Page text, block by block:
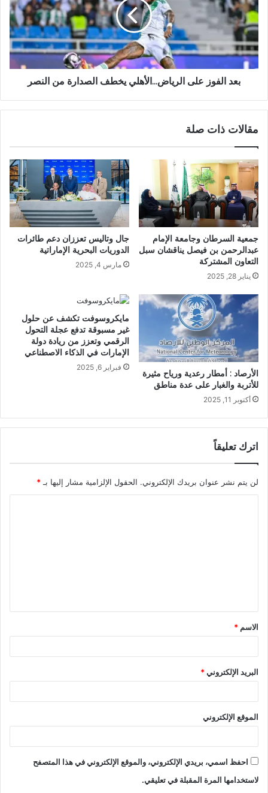
بعد الفوز على الرياض...الأهلي يخطف الصدارة من النصر
مقالات ذات صلة
جمعية السرطان وجامعة الإمام
عبدالرحمن بن فيصل يناقشان سبل
التعاون المشتركة
يناير 28, 2025
جال وتاليس تعززان دعم طائرات
الدوريات البحرية الإماراتية
مارس 4, 2025
الأرصاد : أمطار رعدية ورياح مثيرة
للأتربة والغبار على عدة مناطق
أكتوبر 11, 2025
مايكروسوفت تكشف عن حلول
غير مسبوقة تدفع عجلة التحول
الرقمي وتعزز من ريادة دولة
الإمارات في الذكاء الاصطناعي
فبراير 6, 2025
اترك تعليقاً
لن يتم نشر عنوان بريدك الإلكتروني. الحقول الإلزامية مشار إليها بـ *
ق
*
الاسم *
البريد الإلكتروني*
الموقع الإلكتروني
احفظ اسمي، بريدي الإلكتروني، والموقع الإلكتروني في هذا المتصفح
لاستخدامها المرة المقبلة في تعليقي.